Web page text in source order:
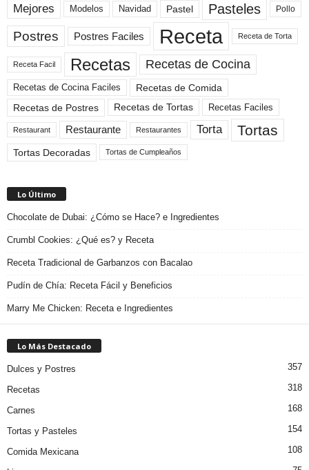
Mejores Modelos Navidad Pastel Pasteles Pollo
Postres Postres Faciles Receta Receta de Torta
Receta Facil Recetas Recetas de Cocina
Recetas de Cocina Faciles
Recetas de Comida
Recetas de Postres
Recetas de Tortas Recetas Faciles
Restaurant Restaurante Restaurantes Torta Tortas
Tortas Decoradas Tortas de Cumpleaños
Lo Último
Chocolate de Dubai: ¿Cómo se Hace? e Ingredientes
Crumbl Cookies: ¿Qué es? y Receta
Receta Tradicional de Garbanzos con Bacalao
Pudín de Chía: Receta Fácil y Beneficios
Marry Me Chicken: Receta e Ingredientes
Lo Más Destacado
Dulces y Postres 357
Recetas 318
Carnes 168
Tortas y Pasteles 154
Comida Mexicana 108